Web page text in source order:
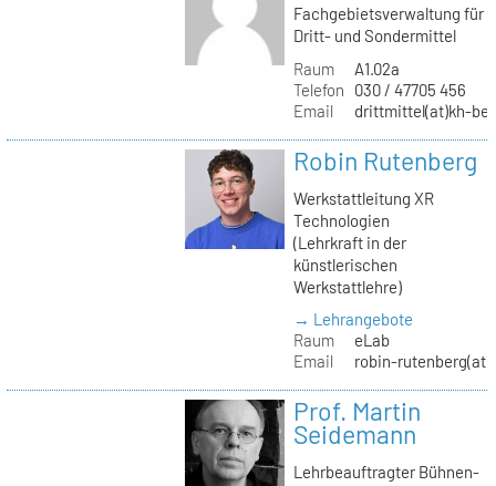
Fachgebietsverwaltung für
Dritt- und Sondermittel
Raum
A1.02a
Telefon
030 / 47705 456
Email
drittmittel(at)kh-
Robin Rutenberg
Werkstattleitung XR
Technologien
(Lehrkraft in der
künstlerischen
Werkstattlehre)
→ Lehrangebote
Raum
eLab
Email
robin-
Prof. Martin
Seidemann
Lehrbeauftragter Bühnen-